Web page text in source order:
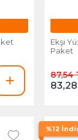
Ekşi
Paket
87,54
%12